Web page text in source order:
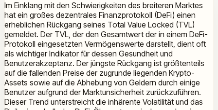
Im Einklang mit den Schwierigkeiten des breiteren Marktes
hat ein großes dezentrales Finanzprotokoll (DeFi) einen
erheblichen Rückgang seines Total Value Locked (TVL)
gemeldet. Der TVL, der den Gesamtwert der in einem DeFi-
Protokoll eingesetzten Vermögenswerte darstellt, dient oft
als wichtiger Indikator für dessen Gesundheit und
Benutzerakzeptanz. Der jüngste Rückgang ist größtenteils
auf die fallenden Preise der zugrunde liegenden Krypto-
Assets sowie auf die Abhebung von Geldern durch einige
Benutzer aufgrund der Marktunsicherheit zurückzuführen.
Dieser Trend unterstreicht die inhärente Volatilität und das